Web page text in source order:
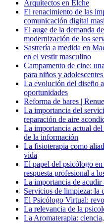
Arquitectos en Elche
El renacimiento de las
comunicación digital
El auge de la demanda
modernización de los
Sastrería a medida en
en el vestir masculino
Campamento de cine:
para niños y
La evolución del diseño
oportunidades
Reforma de bares |
La importancia del
reparación de aire
La importancia actual
de la información
La fisioterapia como
vida
El papel del psicólogo
respuesta profesional a
La importancia de acudir
Servicios de limpieza: la
El Psicólogo Virtual:
La relevancia de la
La Aromaterapia: